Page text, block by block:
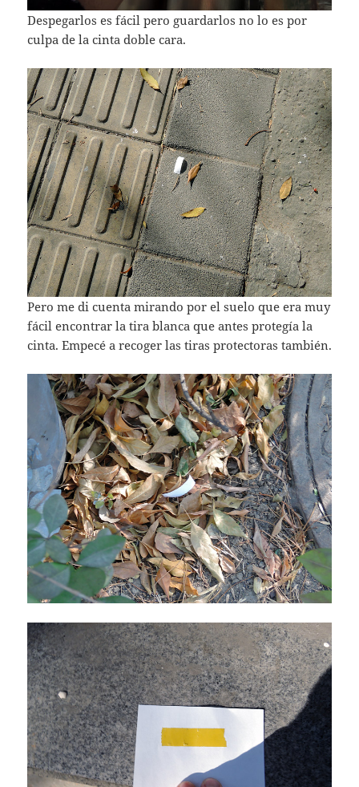
Despegarlos es fácil pero guardarlos no lo es por
culpa de la cinta doble cara.
Pero me di cuenta mirando por el suelo que era muy
fácil encontrar la tira blanca que antes protegía la
cinta. Empecé a recoger las tiras protectoras también.